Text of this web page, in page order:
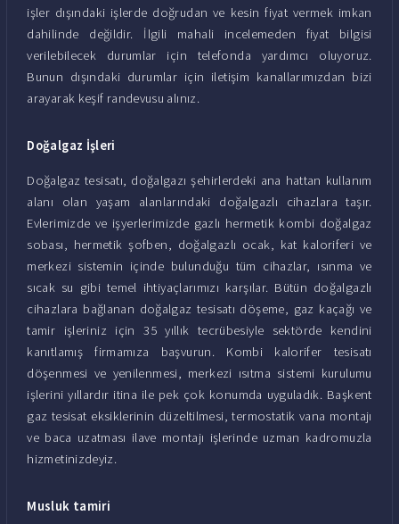
işler dışındaki işlerde doğrudan ve kesin fiyat vermek imkan
dahilinde değildir. İlgili mahali incelemeden fiyat bilgisi
verilebilecek durumlar için telefonda yardımcı oluyoruz.
Bunun dışındaki durumlar için iletişim kanallarımızdan bizi
arayarak keşif randevusu alınız.
Doğalgaz İşleri
Doğalgaz tesisatı, doğalgazı şehirlerdeki ana hattan kullanım
alanı olan yaşam alanlarındaki doğalgazlı cihazlara taşır.
Evlerimizde ve işyerlerimizde gazlı hermetik kombi doğalgaz
sobası, hermetik şofben, doğalgazlı ocak, kat kaloriferi ve
merkezi sistemin içinde bulunduğu tüm cihazlar, ısınma ve
sıcak su gibi temel ihtiyaçlarımızı karşılar. Bütün doğalgazlı
cihazlara bağlanan doğalgaz tesisatı döşeme, gaz kaçağı ve
tamir işleriniz için 35 yıllık tecrübesiyle sektörde kendini
kanıtlamış firmamıza başvurun. Kombi kalorifer tesisatı
döşenmesi ve yenilenmesi, merkezi ısıtma sistemi kurulumu
işlerini yıllardır itina ile pek çok konumda uyguladık. Başkent
gaz tesisat eksiklerinin düzeltilmesi, termostatik vana montajı
ve baca uzatması ilave montajı işlerinde uzman kadromuzla
hizmetinizdeyiz.
Musluk tamiri